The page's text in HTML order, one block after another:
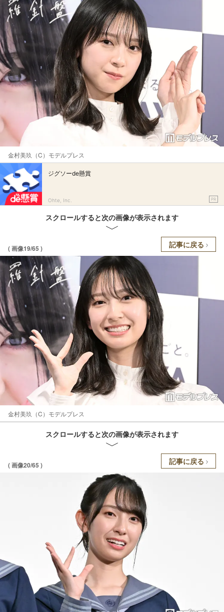
金村美玖（C）モデルプレス
ジグソーde懸賞
Ohte, Inc. PR
スクロールすると次の画像が表示されます
( 画像19/65 ) 記事に戻る
金村美玖（C）モデルプレス
スクロールすると次の画像が表示されます
( 画像20/65 ) 記事に戻る